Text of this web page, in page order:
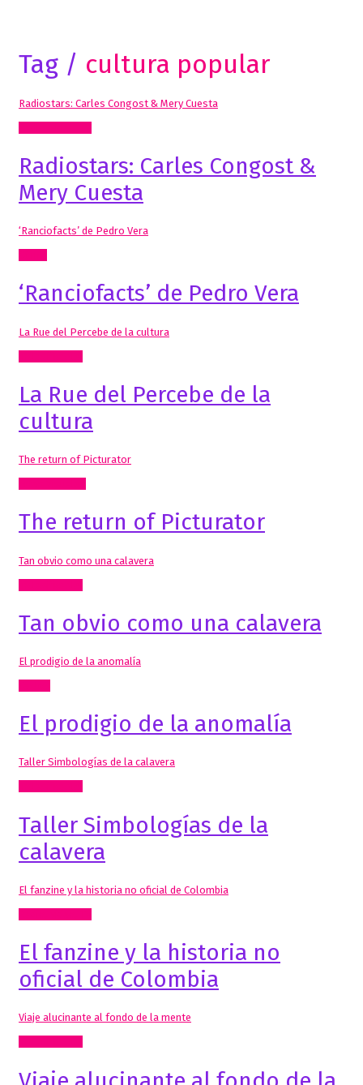
Tag / cultura popular
Radiostars: Carles Congost & Mery Cuesta
Radiostars: Carles Congost &
Mery Cuesta
‘Ranciofacts’ de Pedro Vera
‘Ranciofacts’ de Pedro Vera
La Rue del Percebe de la cultura
La Rue del Percebe de la
cultura
The return of Picturator
The return of Picturator
Tan obvio como una calavera
Tan obvio como una calavera
El prodigio de la anomalía
El prodigio de la anomalía
Taller Simbologías de la calavera
Taller Simbologías de la
calavera
El fanzine y la historia no oficial de Colombia
El fanzine y la historia no
oficial de Colombia
Viaje alucinante al fondo de la mente